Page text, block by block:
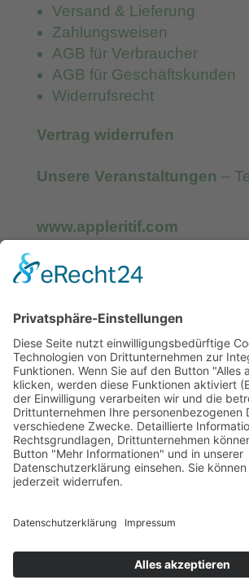
Versand & Lieferung
Zahlungsweisen
AGB für Verbraucher
AGB für Geschäftskunden
Widerrufsrecht
Vertrag widerrufen
Unsere Veranstaltungen –
www.appleritif.com